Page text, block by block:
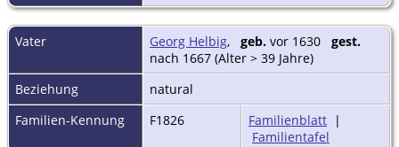
Vater Georg Helbig, geb. vor 1630 gest.
nach 1667 (Alter > 39 Jahre)
Beziehung
natural
Familien-Kennung
F1826 Familienblatt |
Familientafel